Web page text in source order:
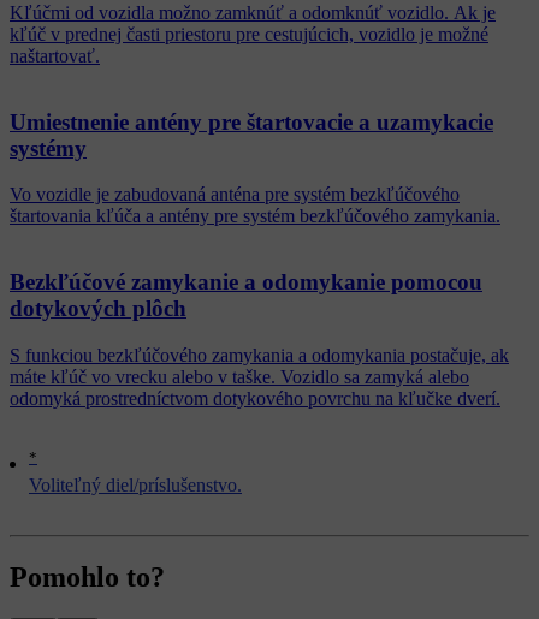
*
Voliteľný diel/príslušenstvo.
Kľúčmi od vozidla možno zamknúť a odomknúť vozidlo. Ak je
kľúč v prednej časti priestoru pre cestujúcich, vozidlo je možné
naštartovať.
Umiestnenie antény pre štartovacie a uzamykacie
systémy
Vo vozidle je zabudovaná anténa pre systém bezkľúčového
štartovania kľúča a antény pre systém bezkľúčového zamykania.
Bezkľúčové zamykanie a odomykanie pomocou
dotykových plôch
S funkciou bezkľúčového zamykania a odomykania postačuje, ak
máte kľúč vo vrecku alebo v taške. Vozidlo sa zamyká alebo
odomyká prostredníctvom dotykového povrchu na kľučke dverí.
Pomohlo to?